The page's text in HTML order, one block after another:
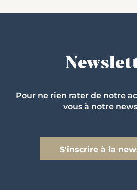
Pour ne rien rater de notre
vous à notre
S'inscrire à la